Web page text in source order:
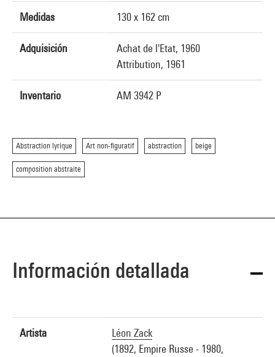
Medidas 130 x 162 cm
Adquisición
Achat de l'Etat, 1960
Attribution, 1961
Inventario AM 3942 P
Abstraction lyrique Art non-figuratif abstraction beige
composition abstraite
Información detallada
Artista
Léon Zack
(1892, Empire Russe - 1980,